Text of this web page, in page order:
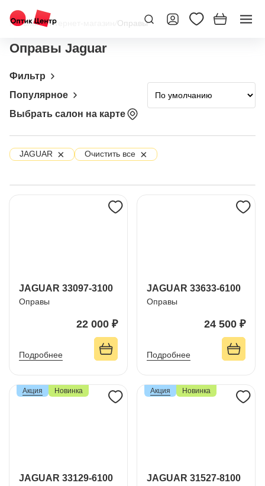
Главная/Интернет-магазин Оправы
Оправы Jaguar
Фильтр
Популярное
Выбрать салон на карте
JAGUAR × Очистить все ×
JAGUAR 33097-3100
Оправы
22 000 ₽
Подробнее
JAGUAR 33633-6100
Оправы
24 500 ₽
Подробнее
JAGUAR 33129-6100
Акция Новинка
JAGUAR 31527-8100
Акция Новинка